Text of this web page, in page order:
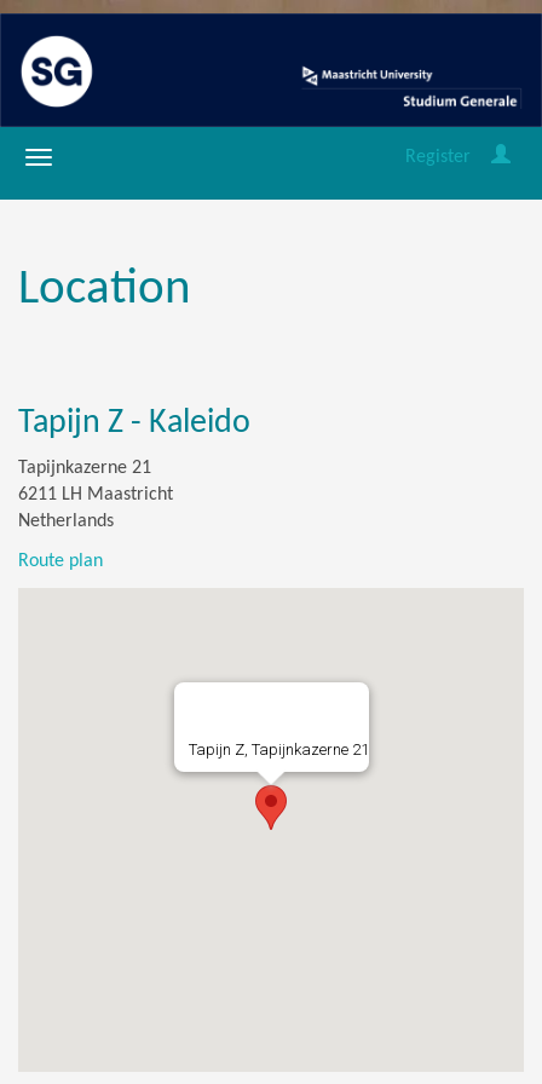
Register
Location
Tapijn Z - Kaleido
Tapijnkazerne 21
6211 LH Maastricht
Netherlands
Route plan
Tapijn Z, Tapijnkazerne 21